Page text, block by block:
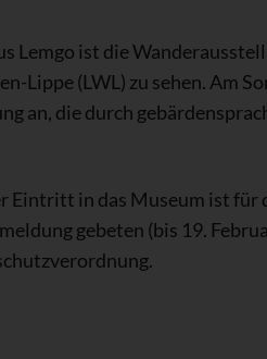
Lemgo ist die
Lippe (LWL) zu sehen. Am
an, die durch
Eintritt in das Museum ist
gebeten (bis 19.